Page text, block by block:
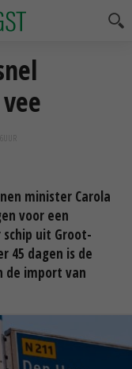
minister Carola
voor een
uit Groot-
45 dagen is de
de import van